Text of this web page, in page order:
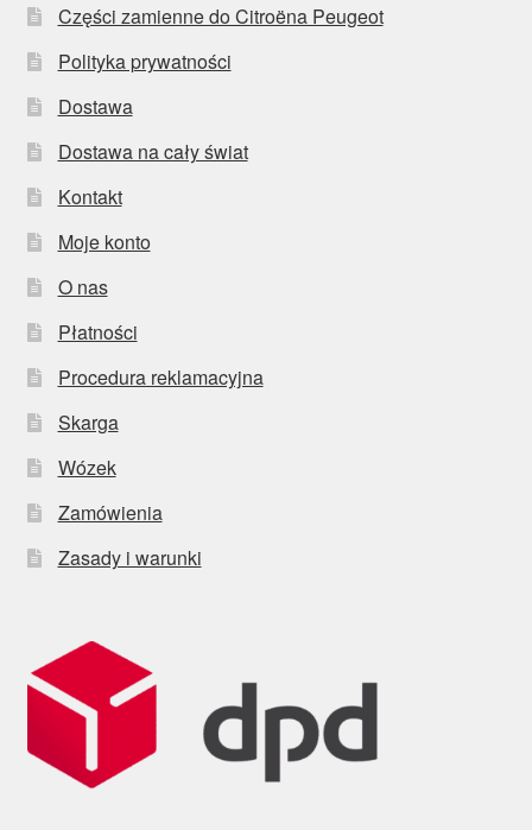
Części zamienne do Citroëna Peugeot
Polityka prywatności
Dostawa
Dostawa na cały świat
Kontakt
Moje konto
O nas
Płatności
Procedura reklamacyjna
Skarga
Wózek
Zamówienia
Zasady i warunki